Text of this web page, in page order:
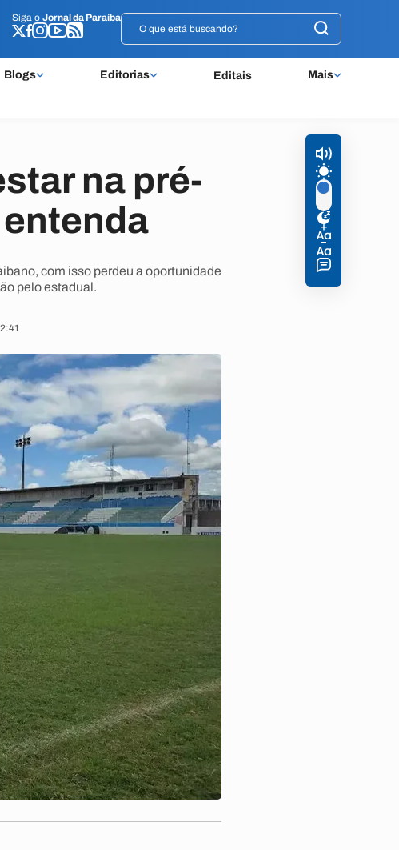
Siga o Jornal da Paraíba
Blogs Editorias Editais Mais
Siga o Jornal da Paraíba
na pré-
com isso perdeu a oportunidade
pelo estadual.